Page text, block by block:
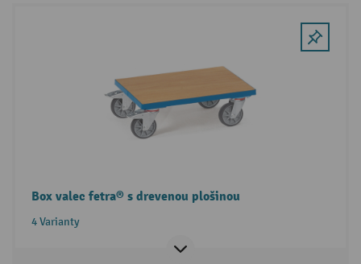
Box valec fetra® s drevenou plošinou
4 Varianty